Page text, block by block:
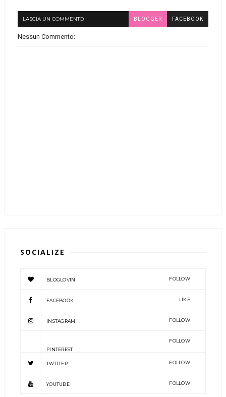
LASCIA UN COMMENTO BLOGGER FACEBOOK
Nessun Commento:
SOCIALIZE
BLOGLOVIN FOLLOW
FACEBOOK LIKE
INSTAGRAM FOLLOW
PINTEREST
FOLLOW
TWITTER FOLLOW
YOUTUBE FOLLOW